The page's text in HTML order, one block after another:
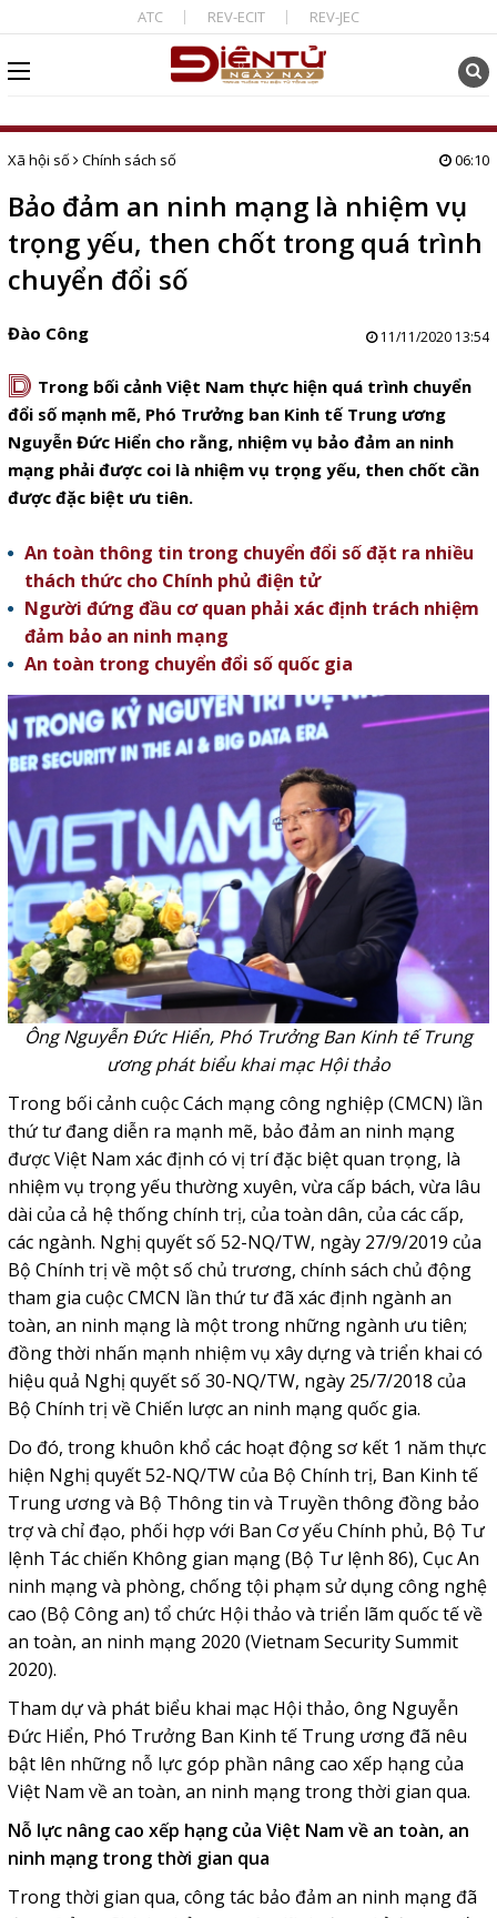
ATC REV-ECIT REV-JEC
Xã hội số Chính sách số 06:10
Bảo đảm an ninh mạng là nhiệm vụ
trọng yếu, then chốt trong quá trình
chuyển đổi số
Đào Công 11/11/2020 13:54
D Trong bối cảnh Việt Nam thực hiện quá trình chuyển
đổi số mạnh mẽ, Phó Trưởng ban Kinh tế Trung ương
Nguyễn Đức Hiển cho rằng, nhiệm vụ bảo đảm an ninh
mạng phải được coi là nhiệm vụ trọng yếu, then chốt cần
được đặc biệt ưu tiên.
An toàn thông tin trong chuyển đổi số đặt ra nhiều
thách thức cho Chính phủ điện tử
Người đứng đầu cơ quan phải xác định trách nhiệm
đảm bảo an ninh mạng
An toàn trong chuyển đổi số quốc gia
Ông Nguyễn Đức Hiển, Phó Trưởng Ban Kinh tế Trung
ương phát biểu khai mạc Hội thảo
Trong bối cảnh cuộc Cách mạng công nghiệp (CMCN) lần
thứ tư đang diễn ra mạnh mẽ, bảo đảm an ninh mạng
được Việt Nam xác định có vị trí đặc biệt quan trọng, là
nhiệm vụ trọng yếu thường xuyên, vừa cấp bách, vừa lâu
dài của cả hệ thống chính trị, của toàn dân, của các cấp,
các ngành. Nghị quyết số 52-NQ/TW, ngày 27/9/2019 của
Bộ Chính trị về một số chủ trương, chính sách chủ động
tham gia cuộc CMCN lần thứ tư đã xác định ngành an
toàn, an ninh mạng là một trong những ngành ưu tiên;
đồng thời nhấn mạnh nhiệm vụ xây dựng và triển khai có
hiệu quả Nghị quyết số 30-NQ/TW, ngày 25/7/2018 của
Bộ Chính trị về Chiến lược an ninh mạng quốc gia.
Do đó, trong khuôn khổ các hoạt động sơ kết 1 năm thực
hiện Nghị quyết 52-NQ/TW của Bộ Chính trị, Ban Kinh tế
Trung ương và Bộ Thông tin và Truyền thông đồng bảo
trợ và chỉ đạo, phối hợp với Ban Cơ yếu Chính phủ, Bộ Tư
lệnh Tác chiến Không gian mạng (Bộ Tư lệnh 86), Cục An
ninh mạng và phòng, chống tội phạm sử dụng công nghệ
cao (Bộ Công an) tổ chức Hội thảo và triển lãm quốc tế về
an toàn, an ninh mạng 2020 (Vietnam Security Summit
2020).
Tham dự và phát biểu khai mạc Hội thảo, ông Nguyễn
Đức Hiển, Phó Trưởng Ban Kinh tế Trung ương đã nêu
bật lên những nỗ lực góp phần nâng cao xếp hạng của
Việt Nam về an toàn, an ninh mạng trong thời gian qua.
Nỗ lực nâng cao xếp hạng của Việt Nam về an toàn, an
ninh mạng trong thời gian qua
Trong thời gian qua, công tác bảo đảm an ninh mạng đã